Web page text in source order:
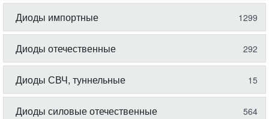
Диоды импортные 1299
Диоды отечественные 292
Диоды СВЧ, туннельные 15
Диоды силовые отечественные 564